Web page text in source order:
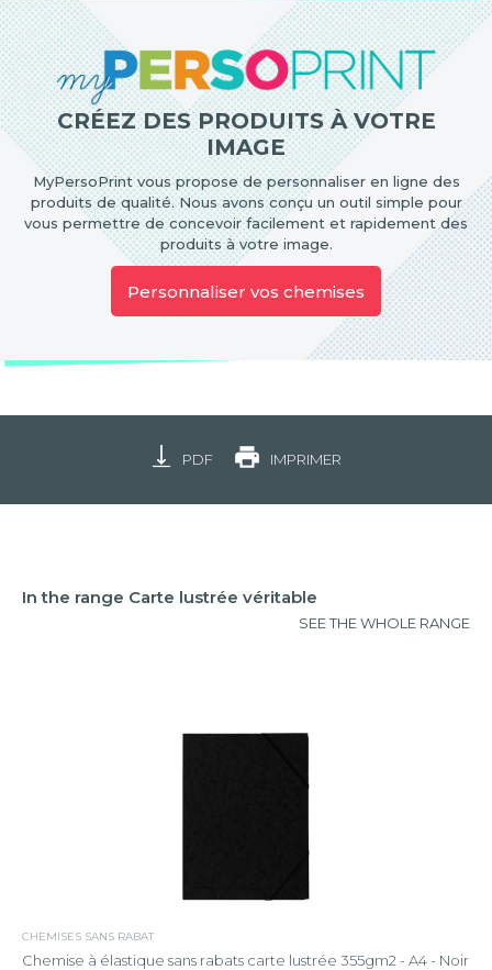
CRÉEZ DES PRODUITS À VOTRE
IMAGE
MyPersoPrint vous propose de personnaliser en ligne des
produits de qualité. Nous avons conçu un outil simple pour
vous permettre de concevoir facilement et rapidement des
produits à votre image.
Personnaliser vos chemises
PDF IMPRIMER
In the range Carte lustrée véritable
SEE THE WHOLE RANGE
CHEMISES SANS RABAT
Chemise à élastique sans rabats carte lustrée 355gm2 - A4 - Noir